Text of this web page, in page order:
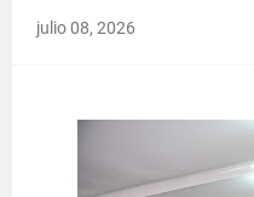
julio 08, 2026